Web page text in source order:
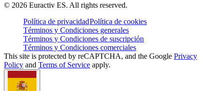
© 2026 Euractiv ES. All rights reserved.
Política de privacidadPolítica de cookies
Términos y Condiciones generales
Términos y Condiciones de suscripción
Términos y Condiciones comerciales
This site is protected by reCAPTCHA, and the Google Privacy
Policy and Terms of Service apply.